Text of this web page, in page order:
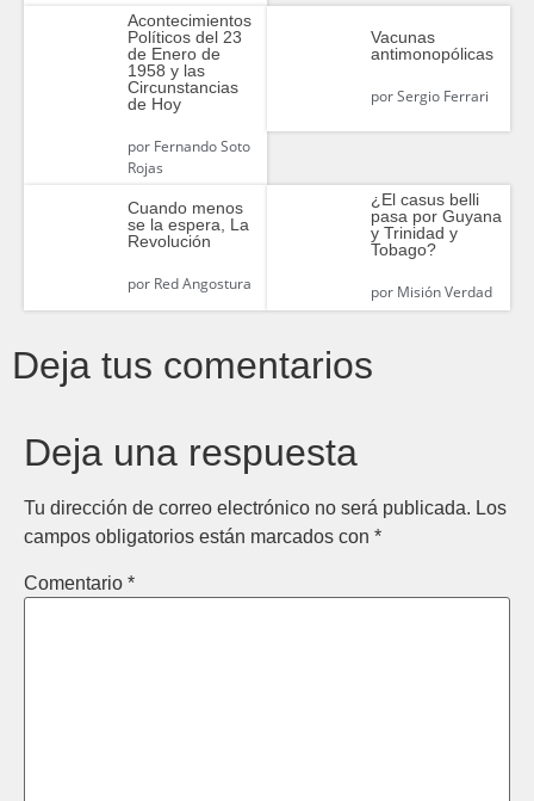
Acontecimientos
Políticos del 23
de Enero de
1958 y las
Circunstancias
de Hoy
porFernando Soto
Rojas
Vacunas
antimonopólicas
porSergio Ferrari
Cuando menos
se la espera, La
Revolución
porRed Angostura
¿El casus belli
pasa por Guyana
y Trinidad y
Tobago?
porMisión Verdad
Deja tus comentarios
Deja una respuesta
Tu dirección de correo electrónico no será publicada. Los
campos obligatorios están marcados con *
Comentario *